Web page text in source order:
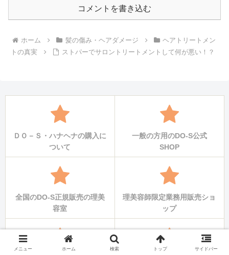
コメントを書き込む
ホーム 髪の傷み・ヘアダメージ
ヘアトリートメン
トの真実
ストパーでサロントリートメントして何が悪い！？
ＤＯ－Ｓ・ハナヘナの購入に
ついて
一般の方用のDO-S公式
SHOP
全国のDO-S正規販売の理美
容室
理美容師限定業務用販売ショ
ップ
メニュー ホーム 検索 トップ サイドバー